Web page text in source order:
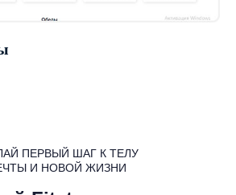
ПЕРВЫЙ ШАГ К ТЕЛУ
И НОВОЙ ЖИЗНИ